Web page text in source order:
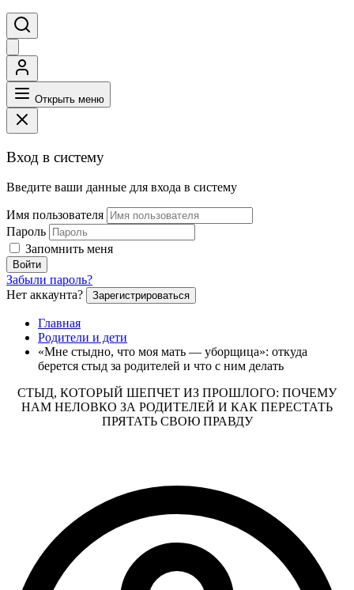
Открыть меню
Вход в систему
Введите ваши данные для входа в систему
Имя пользователя
Пароль
Запомнить меня
Войти
Забыли пароль?
Нет аккаунта?
Зарегистрироваться
Главная
Родители и дети
«Мне стыдно, что моя мать — уборщица»: откуда
берется стыд за родителей и что с ним делать
СТЫД, КОТОРЫЙ ШЕПЧЕТ ИЗ ПРОШЛОГО: ПОЧЕМУ
НАМ НЕЛОВКО ЗА РОДИТЕЛЕЙ И КАК ПЕРЕСТАТЬ
ПРЯТАТЬ СВОЮ ПРАВДУ